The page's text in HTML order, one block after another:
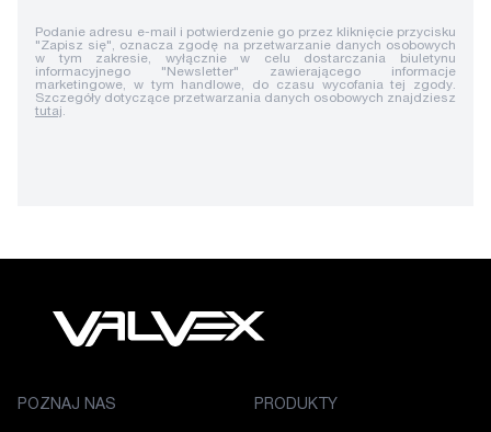
Podanie adresu e-mail i potwierdzenie go przez kliknięcie przycisku
"Zapisz się", oznacza zgodę na przetwarzanie danych osobowych
w tym zakresie, wyłącznie w celu dostarczania biuletynu
informacyjnego "Newsletter" zawierającego informacje
marketingowe, w tym handlowe, do czasu wycofania tej zgody.
Szczegóły dotyczące przetwarzania danych osobowych znajdziesz
tutaj.
POZNAJ NAS PRODUKTY